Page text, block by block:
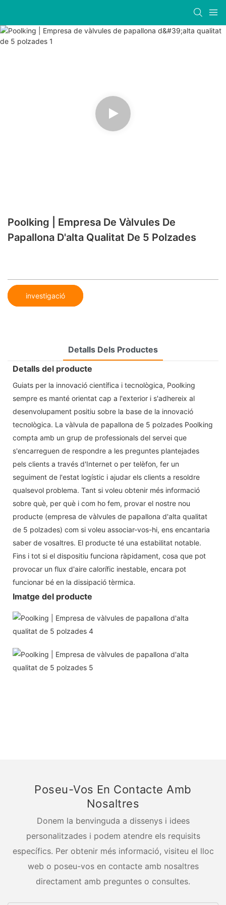
Poolking | Empresa De Vàlvules De
Papallona D'alta Qualitat De 5 Polzades
investigació
Detalls Dels Productes
Detalls del producte
Guiats per la innovació científica i tecnològica, Poolking
sempre es manté orientat cap a l'exterior i s'adhereix al
desenvolupament positiu sobre la base de la innovació
tecnològica. La vàlvula de papallona de 5 polzades Poolking
compta amb un grup de professionals del servei que
s'encarreguen de respondre a les preguntes plantejades
pels clients a través d'Internet o per telèfon, fer un
seguiment de l'estat logístic i ajudar els clients a resoldre
qualsevol problema. Tant si voleu obtenir més informació
sobre què, per què i com ho fem, provar el nostre nou
producte (empresa de vàlvules de papallona d'alta qualitat
de 5 polzades) com si voleu associar-vos-hi, ens encantaria
saber de vosaltres. El producte té una estabilitat notable.
Fins i tot si el dispositiu funciona ràpidament, cosa que pot
provocar un flux d'aire calorífic inestable, encara pot
funcionar bé en la dissipació tèrmica.
Imatge del producte
Poseu-Vos En Contacte Amb
Nosaltres
Donem la benvinguda a dissenys i idees
personalitzades i podem atendre els requisits
específics. Per obtenir més informació, visiteu el lloc
web o poseu-vos en contacte amb nosaltres
directament amb preguntes o consultes.